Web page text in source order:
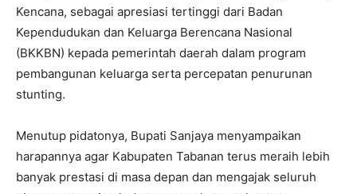
Kencana, sebagai apresiasi tertinggi dari Badan
Kependudukan dan Keluarga Berencana Nasional
(BKKBN) kepada pemerintah daerah dalam program
pembangunan keluarga serta percepatan penurunan
stunting.
Menutup pidatonya, Bupati Sanjaya menyampaikan
harapannya agar Kabupaten Tabanan terus meraih lebih
banyak prestasi di masa depan dan mengajak seluruh